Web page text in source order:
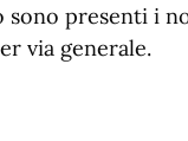
presenti i
via generale.